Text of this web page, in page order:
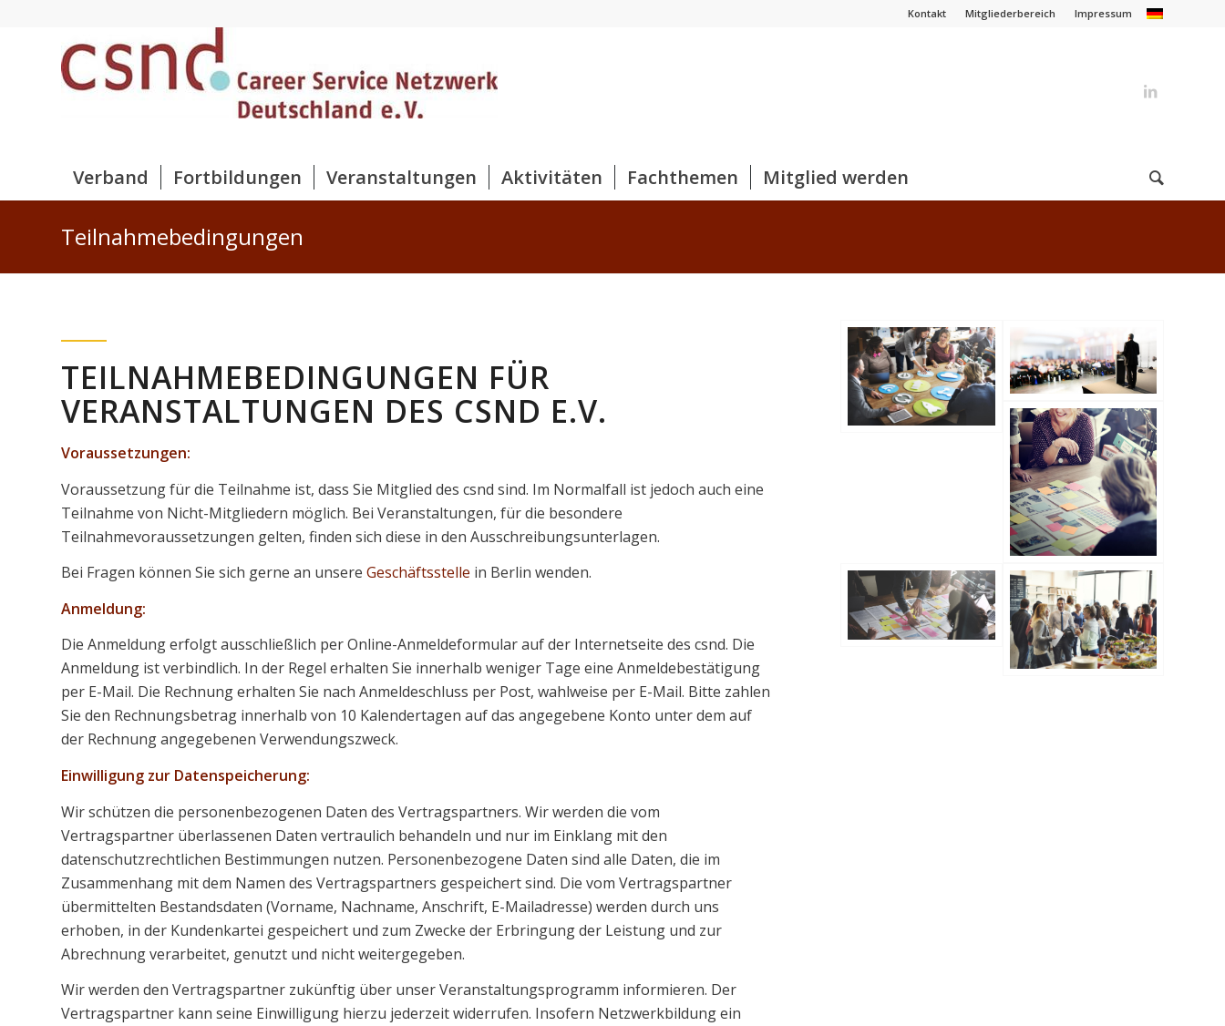
Kontakt Mitgliederbereich Impressum
Verband Fortbildungen Veranstaltungen Aktivitäten Fachthemen Mitglied werden
Teilnahmebedingungen
TEILNAHMEBEDINGUNGEN FÜR
VERANSTALTUNGEN DES CSND E.V.
Voraussetzungen:
Voraussetzung für die Teilnahme ist, dass Sie Mitglied des csnd sind. Im Normalfall ist jedoch auch eine
Teilnahme von Nicht-Mitgliedern möglich. Bei Veranstaltungen, für die besondere
Teilnahmevoraussetzungen gelten, finden sich diese in den Ausschreibungsunterlagen.
Bei Fragen können Sie sich gerne an unsere Geschäftsstelle in Berlin wenden.
Anmeldung:
Die Anmeldung erfolgt ausschließlich per Online-Anmeldeformular auf der Internetseite des csnd. Die
Anmeldung ist verbindlich. In der Regel erhalten Sie innerhalb weniger Tage eine Anmeldebestätigung
per E-Mail. Die Rechnung erhalten Sie nach Anmeldeschluss per Post, wahlweise per E-Mail. Bitte zahlen
Sie den Rechnungsbetrag innerhalb von 10 Kalendertagen auf das angegebene Konto unter dem auf
der Rechnung angegebenen Verwendungszweck.
Einwilligung zur Datenspeicherung:
Wir schützen die personenbezogenen Daten des Vertragspartners. Wir werden die vom
Vertragspartner überlassenen Daten vertraulich behandeln und nur im Einklang mit den
datenschutzrechtlichen Bestimmungen nutzen. Personenbezogene Daten sind alle Daten, die im
Zusammenhang mit dem Namen des Vertragspartners gespeichert sind. Die vom Vertragspartner
übermittelten Bestandsdaten (Vorname, Nachname, Anschrift, E-Mailadresse) werden durch uns
erhoben, in der Kundenkartei gespeichert und zum Zwecke der Erbringung der Leistung und zur
Abrechnung verarbeitet, genutzt und nicht weitergegeben.
Wir werden den Vertragspartner zukünftig über unser Veranstaltungsprogramm informieren. Der
Vertragspartner kann seine Einwilligung hierzu jederzeit widerrufen. Insofern Netzwerkbildung ein